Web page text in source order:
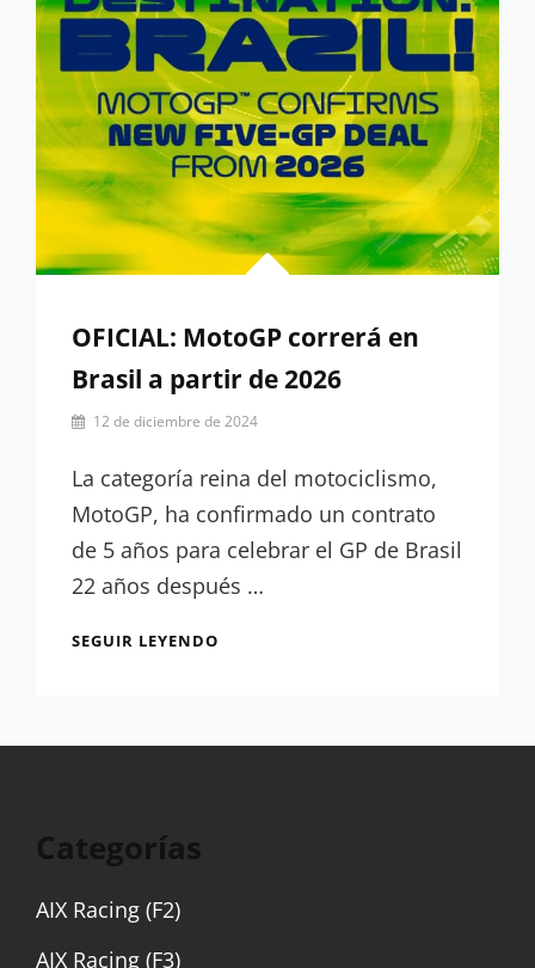
OFICIAL: MotoGP correrá en
Brasil a partir de 2026
Por
Rancaño
12 de diciembre de 2024
La categoría reina del motociclismo,
MotoGP, ha confirmado un contrato
de 5 años para celebrar el GP de Brasil
22 años después …
SEGUIR LEYENDO
Categorías
AIX Racing (F2)
AIX Racing (F3)